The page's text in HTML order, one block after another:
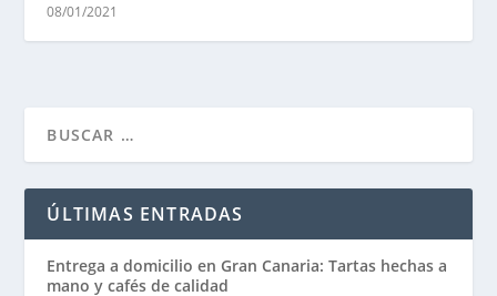
08/01/2021
ÚLTIMAS ENTRADAS
Entrega a domicilio en Gran Canaria: Tartas hechas a
mano y cafés de calidad